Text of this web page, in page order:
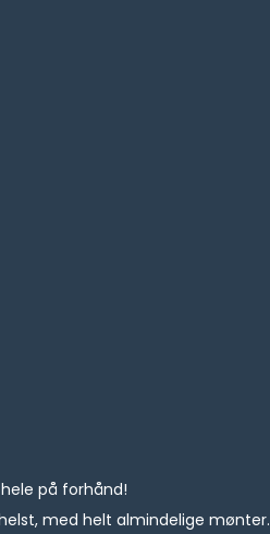
på forhånd!
med helt almindelige mønter.